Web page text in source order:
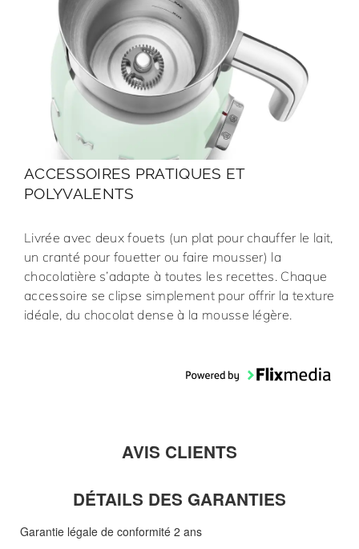
ACCESSOIRES PRATIQUES ET
POLYVALENTS
Livrée avec deux fouets (un plat pour chauffer le lait,
un cranté pour fouetter ou faire mousser) la
chocolatière s’adapte à toutes les recettes. Chaque
accessoire se clipse simplement pour offrir la texture
idéale, du chocolat dense à la mousse légère.
AVIS CLIENTS
DÉTAILS DES GARANTIES
Garantie légale de conformité 2 ans